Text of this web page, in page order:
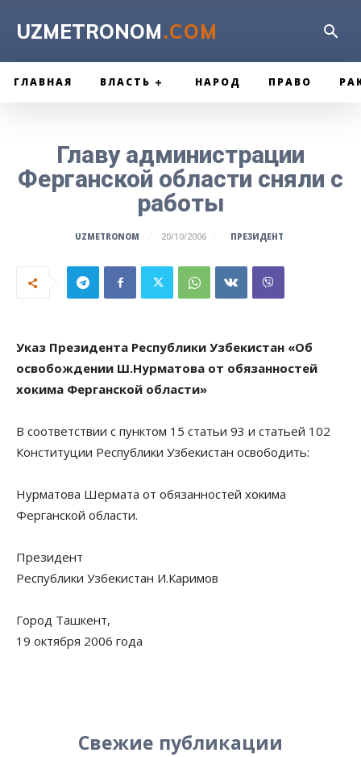
UZMETRONOM.COM
ГЛАВНАЯ ВЛАСТЬ НАРОД ПРАВО
Главу администрации
Ферганской области сняли с
работы
UZMETRONOM 20/10/2006 ПРЕЗИДЕНТ
Указ Президента Республики Узбекистан «Об
освобождении Ш.Нурматова от обязанностей
хокима Ферганской области»
В соответствии с пунктом 15 статьи 93 и статьей 102
Конституции Республики Узбекистан освободить:
Нурматова Шермата от обязанностей хокима
Ферганской области.
Президент
Республики Узбекистан И.Каримов
Город Ташкент,
19 октября 2006 года
Свежие публикации